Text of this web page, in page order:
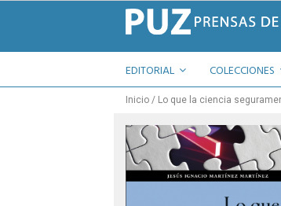
EDITORIAL COLECCIONES
Inicio Lo que la ciencia